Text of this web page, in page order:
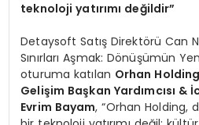
teknoloji yatırımı değildir”
Detaysoft Satış Direktörü Can
Sınırları Aşmak: Dönüşümün
oturuma katılan Orhan
Gelişim Başkan Yardımcısı &
Evrim Bayam, “Orhan Holding,